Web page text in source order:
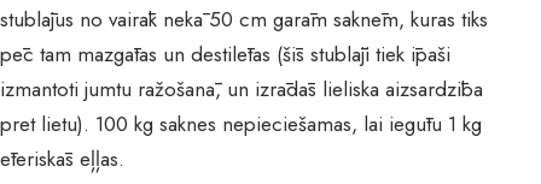
stublājus no vairāk nekā 50 cm garām saknēm, kuras tiks
pēc tam mazgātas un destilētas (šīs stublāji tiek īpaši
izmantoti jumtu ražošanā, un izrādās lieliska aizsardzība
pret lietu). 100 kg saknes nepieciešamas, lai iegūtu 1 kg
ēteriskās eļļas.